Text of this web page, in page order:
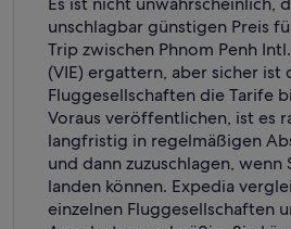
unschlagbar günstigen Preis
Trip zwischen Phnom Penh
(VIE) ergattern, aber sicher ist
Fluggesellschaften die Tarife
Voraus veröffentlichen, ist es
langfristig in regelmäßigen
und dann zuzuschlagen, wenn
landen können. Expedia
einzelnen Fluggesellschaften